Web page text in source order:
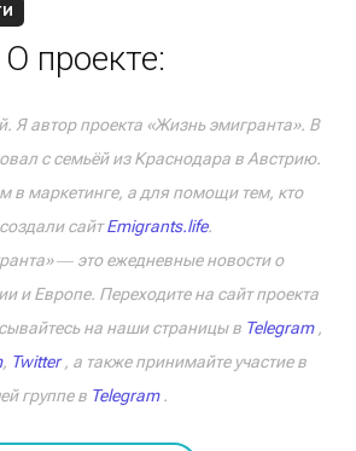
О проекте:
Я автор проекта «Жизнь эмигранта». В
с семьёй из Краснодара в Австрию.
в маркетинге, а для помощи тем, кто
сайтEmigrants.life.
― это ежедневные новости о
и Европе. Переходите на сайт проекта
на наши страницы в Telegram,
, Twitter, а также принимайте участие в
группе в Telegram.